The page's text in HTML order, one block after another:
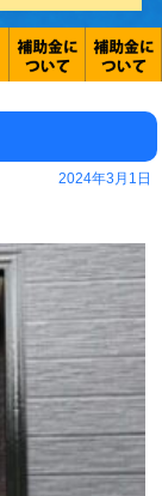
2024年3月1日